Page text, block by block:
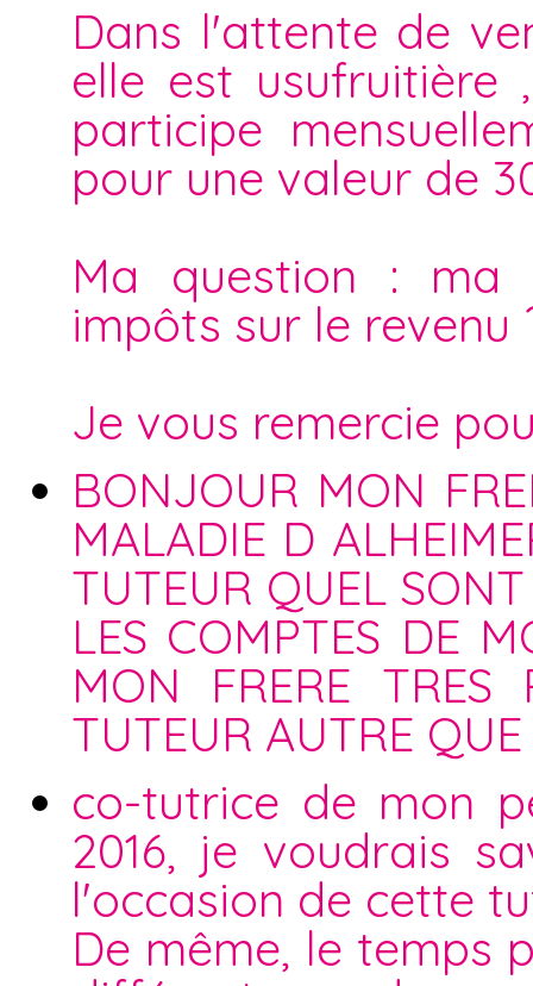
Dans l'attente de
elle est usufruitière
participe
pour une valeur de
Ma question : ma
impôts sur le revenu
Je vous remercie
BONJOUR MON
MALADIE D
TUTEUR QUEL
LES COMPTES DE
MON FRERE TRES
TUTEUR AUTRE
co-tutrice de mon
2016, je voudrais
l'occasion de cette
De même, le temps